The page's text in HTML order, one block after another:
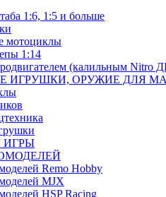
1:6, 1:5 и больше
мотоциклы
1:14
(калильным Nitro
ИГРУШКИ, ОРУЖИЕ ДЛЯ
ИГРЫ
Remo Hobby
MJX
HSP Racing